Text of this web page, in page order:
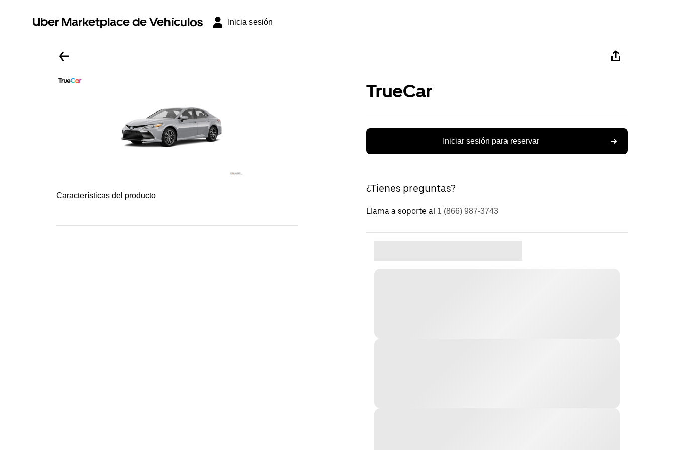
Uber Marketplace de Vehículos Inicia sesión
Características del producto
TrueCar
Iniciar sesión para reservar
¿Tienes preguntas?
Llama a soporte al 1 (866) 987-3743